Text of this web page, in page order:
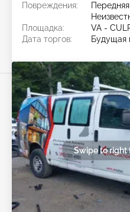
Повреждения:
Площадка:
VA -
Дата торгов:
Будущая
Swipe to right